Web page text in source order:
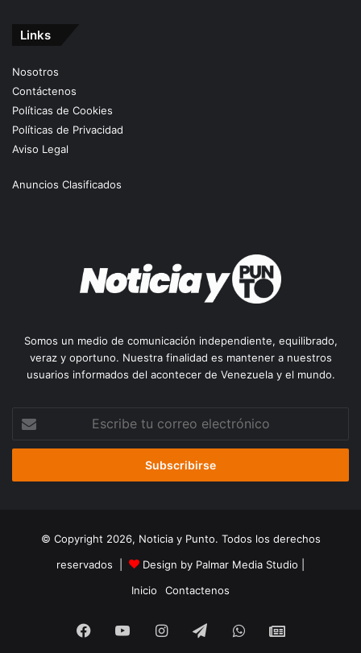
Links
Nosotros
Contáctenos
Políticas de Cookies
Políticas de Privacidad
Aviso Legal
Anuncios Clasificados
Somos un medio de comunicación independiente, equilibrado,
veraz y oportuno. Nuestra finalidad es mantener a nuestros
usuarios informados del acontecer de Venezuela y el mundo.
correo
© Copyright 2026, Noticia y Punto. Todos los derechos
reservados |
Design by Palmar Media Studio
Inicio
Contactenos
Facebook
YouTubeInstagramTelegramWhatsApp
Google